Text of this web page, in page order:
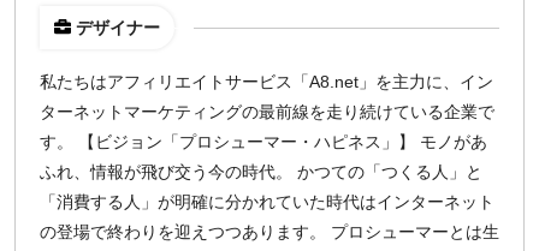
デザイナー
私たちはアフィリエイトサービス「A8.net」を主力に、イン
ターネットマーケティングの最前線を走り続けている企業で
す。 【ビジョン「プロシューマー・ハピネス」】 モノがあ
ふれ、情報が飛び交う今の時代。 かつての「つくる人」と
「消費する人」が明確に分かれていた時代はインターネット
の登場で終わりを迎えつつあります。 プロシューマーとは生